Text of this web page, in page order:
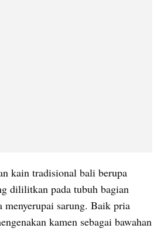
kain tradisional bali berupa
dililitkan pada tubuh bagian
menyerupai sarung. Baik pria
kamen sebagai bawahan